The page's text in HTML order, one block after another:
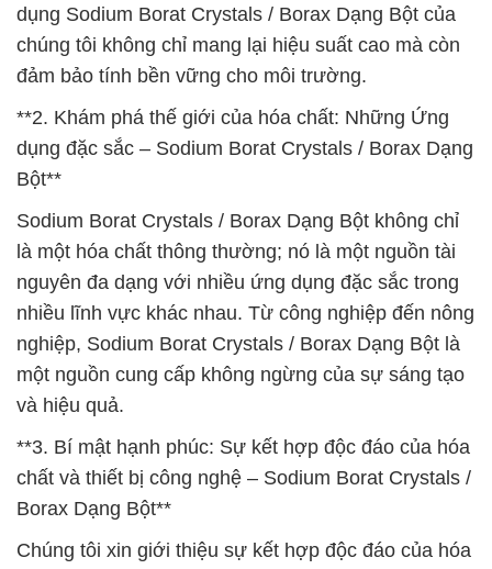
dụng Sodium Borat Crystals / Borax Dạng Bột của
chúng tôi không chỉ mang lại hiệu suất cao mà còn
đảm bảo tính bền vững cho môi trường.
**2. Khám phá thế giới của hóa chất: Những Ứng
dụng đặc sắc – Sodium Borat Crystals / Borax Dạng
Bột**
Sodium Borat Crystals / Borax Dạng Bột không chỉ
là một hóa chất thông thường; nó là một nguồn tài
nguyên đa dạng với nhiều ứng dụng đặc sắc trong
nhiều lĩnh vực khác nhau. Từ công nghiệp đến nông
nghiệp, Sodium Borat Crystals / Borax Dạng Bột là
một nguồn cung cấp không ngừng của sự sáng tạo
và hiệu quả.
**3. Bí mật hạnh phúc: Sự kết hợp độc đáo của hóa
chất và thiết bị công nghệ – Sodium Borat Crystals /
Borax Dạng Bột**
Chúng tôi xin giới thiệu sự kết hợp độc đáo của hóa